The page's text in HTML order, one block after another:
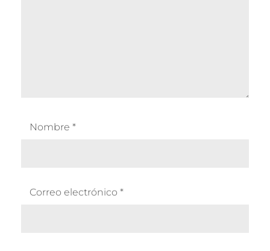
Nombre *
Correo electrónico *